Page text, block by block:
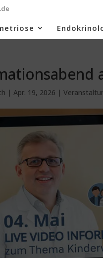
|Apr. 19, 2026 |